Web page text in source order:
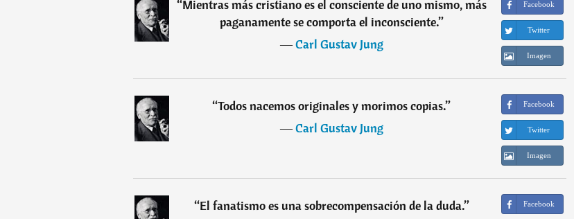
“Mientras más cristiano es el consciente de uno mismo, más
paganamente se comporta el inconsciente.”
―Carl Gustav Jung
Facebook
Twitter
Imagen
“Todos nacemos originales y morimos copias.”
―Carl Gustav Jung
Facebook
Twitter
Imagen
“El fanatismo es una sobrecompensación de la duda.”
Facebook